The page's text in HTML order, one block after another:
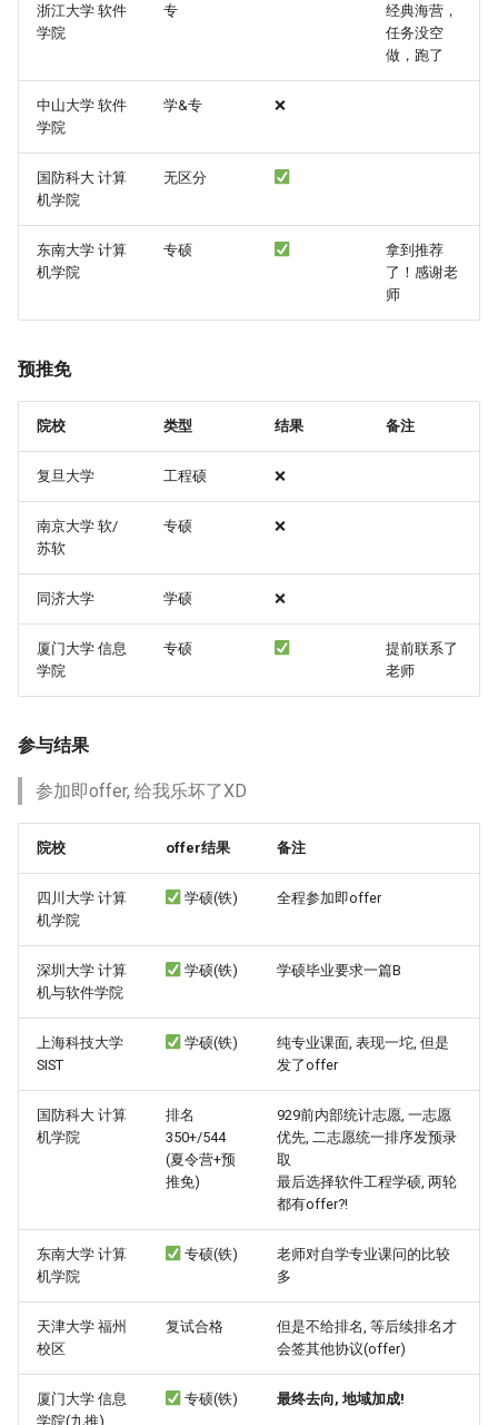
关于录取
参营体验
天津大学福州校区(预推免)
厦门大学 信息学院(预推
免)
考核方式
to FZUer
FZU材料
唉, 绩点; 唉, 5‰
题外话 - 关于小组作业
浙江大学 软件
学院
专
经典海营，
任务没空
做，跑了
中山大学 软件
学院
学&专 ❌
国防科大 计算
机学院
无区分
东南大学 计算
机学院
专硕
拿到推荐
了！感谢老
师
预推免
院校 类型 结果 备注
复旦大学 工程硕 ❌
南京大学 软/
苏软
专硕 ❌
同济大学 学硕 ❌
厦门大学 信息
学院
专硕
提前联系了
老师
参与结果
参加即offer, 给我乐坏了XD
院校 offer结果 备注
四川大学 计算
机学院
学硕(铁) 全程参加即offer
深圳大学 计算
机与软件学院
学硕(铁) 学硕毕业要求一篇B
上海科技大学
SIST
学硕(铁)
纯专业课面, 表现一坨, 但是
发了offer
国防科大 计算
机学院
排名
350+/544
(夏令营+预
推免)
929前内部统计志愿, 一志愿
优先, 二志愿统一排序发预录
取
最后选择软件工程学硕, 两轮
都有offer?!
东南大学 计算
机学院
专硕(铁)
老师对自学专业课问的比较
多
天津大学 福州
校区
复试合格
但是不给排名, 等后续排名才
会签其他协议(offer)
厦门大学 信息
学院(九推)
专硕(铁) 最终去向, 地域加成!